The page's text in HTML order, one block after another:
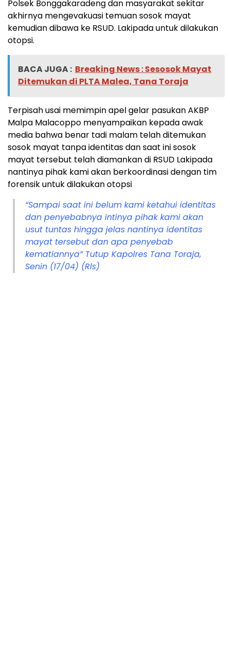
Polsek Bonggakaradeng dan masyarakat sekitar
akhirnya mengevakuasi temuan sosok mayat
kemudian dibawa ke RSUD. Lakipada untuk dilakukan
otopsi.
BACA JUGA : Breaking News : Sesosok Mayat
Ditemukan di PLTA Malea, Tana Toraja
Terpisah usai memimpin apel gelar pasukan AKBP
Malpa Malacoppo menyampaikan kepada awak
media bahwa benar tadi malam telah ditemukan
sosok mayat tanpa identitas dan saat ini sosok
mayat tersebut telah diamankan di RSUD Lakipada
nantinya pihak kami akan berkoordinasi dengan tim
forensik untuk dilakukan otopsi
“Sampai saat ini belum kami ketahui identitas
dan penyebabnya intinya pihak kami akan
usut tuntas hingga jelas nantinya identitas
mayat tersebut dan apa penyebab
kematiannya” Tutup Kapolres Tana Toraja,
Senin (17/04) (Rls)